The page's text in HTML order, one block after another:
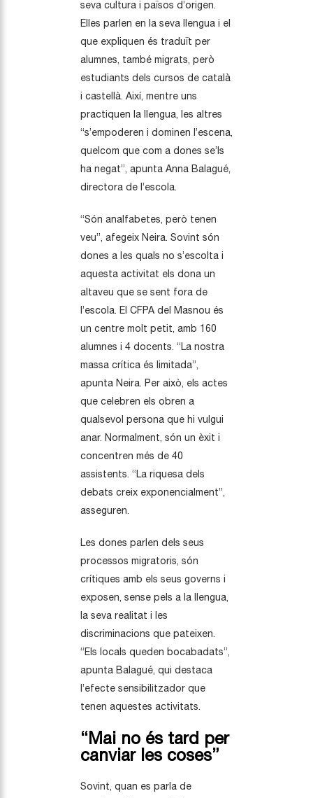
seva cultura i països d’origen.
Elles parlen en la seva llengua i el
que expliquen és traduït per
alumnes, també migrats, però
estudiants dels cursos de català
i castellà. Així, mentre uns
practiquen la llengua, les altres
“s’empoderen i dominen l’escena,
quelcom que com a dones se’ls
ha negat”, apunta Anna Balagué,
directora de l’escola.
“Són analfabetes, però tenen
veu”, afegeix Neira. Sovint són
dones a les quals no s’escolta i
aquesta activitat els dona un
altaveu que se sent fora de
l’escola. El CFPA del Masnou és
un centre molt petit, amb 160
alumnes i 4 docents. “La nostra
massa crítica és limitada”,
apunta Neira. Per això, els actes
que celebren els obren a
qualsevol persona que hi vulgui
anar. Normalment, són un èxit i
concentren més de 40
assistents. “La riquesa dels
debats creix exponencialment”,
asseguren.
Les dones parlen dels seus
processos migratoris, són
crítiques amb els seus governs i
exposen, sense pels a la llengua,
la seva realitat i les
discriminacions que pateixen.
“Els locals queden bocabadats”,
apunta Balagué, qui destaca
l’efecte sensibilitzador que
tenen aquestes activitats.
“Mai no és tard per
canviar les coses”
Sovint, quan es parla de